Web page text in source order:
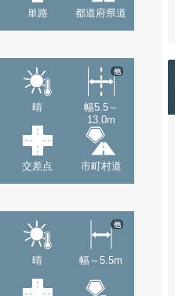
単路 都道府県道
晴
幅5.5～
13.0m
他
交差点 市町村道
晴 幅～5.5m
他